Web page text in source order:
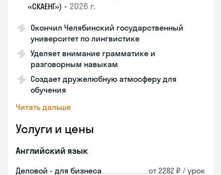
«СКАЕНГ») • 2026 г.
Окончил Челябинский государственный
университет по лингвистике
Уделяет внимание грамматике и
разговорным навыкам
Создает дружелюбную атмосферу для
обучения
Читать дальше
Услуги и цены
Английский язык
Деловой - для бизнеса от 2282 ₽ / урок